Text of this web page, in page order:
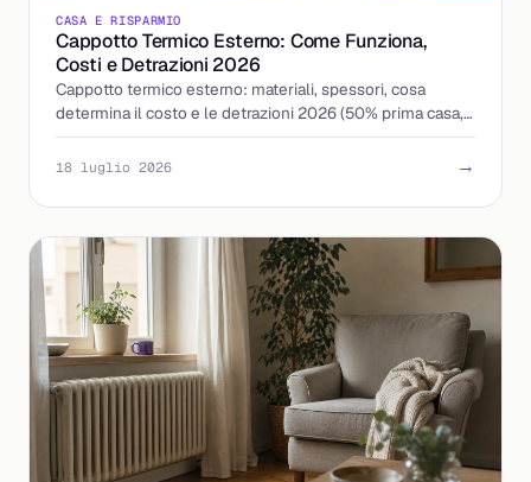
CASA E RISPARMIO
Cappotto Termico Esterno: Come Funziona,
Costi e Detrazioni 2026
Cappotto termico esterno: materiali, spessori, cosa
determina il costo e le detrazioni 2026 (50% prima casa,
36% altri immobili). Ecco quando conviene.
18 luglio 2026 →